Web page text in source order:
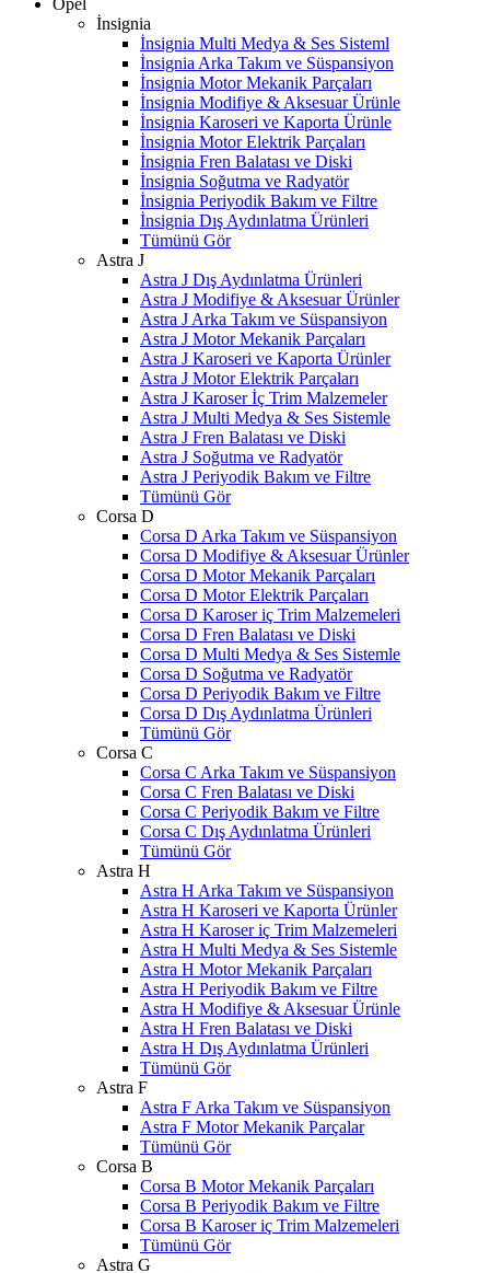
Opel
İnsignia
İnsignia Multi Medya & Ses Sisteml
İnsignia Arka Takım ve Süspansiyon
İnsignia Motor Mekanik Parçaları
İnsignia Modifiye & Aksesuar Ürünle
İnsignia Karoseri ve Kaporta Ürünle
İnsignia Motor Elektrik Parçaları
İnsignia Fren Balatası ve Diski
İnsignia Soğutma ve Radyatör
İnsignia Periyodik Bakım ve Filtre
İnsignia Dış Aydınlatma Ürünleri
Tümünü Gör
Astra J
Astra J Dış Aydınlatma Ürünleri
Astra J Modifiye & Aksesuar Ürünler
Astra J Arka Takım ve Süspansiyon
Astra J Motor Mekanik Parçaları
Astra J Karoseri ve Kaporta Ürünler
Astra J Motor Elektrik Parçaları
Astra J Karoser İç Trim Malzemeler
Astra J Multi Medya & Ses Sistemle
Astra J Fren Balatası ve Diski
Astra J Soğutma ve Radyatör
Astra J Periyodik Bakım ve Filtre
Tümünü Gör
Corsa D
Corsa D Arka Takım ve Süspansiyon
Corsa D Modifiye & Aksesuar Ürünler
Corsa D Motor Mekanik Parçaları
Corsa D Motor Elektrik Parçaları
Corsa D Karoser iç Trim Malzemeleri
Corsa D Fren Balatası ve Diski
Corsa D Multi Medya & Ses Sistemle
Corsa D Soğutma ve Radyatör
Corsa D Periyodik Bakım ve Filtre
Corsa D Dış Aydınlatma Ürünleri
Tümünü Gör
Corsa C
Corsa C Arka Takım ve Süspansiyon
Corsa C Fren Balatası ve Diski
Corsa C Periyodik Bakım ve Filtre
Corsa C Dış Aydınlatma Ürünleri
Tümünü Gör
Astra H
Astra H Arka Takım ve Süspansiyon
Astra H Karoseri ve Kaporta Ürünler
Astra H Karoser iç Trim Malzemeleri
Astra H Multi Medya & Ses Sistemle
Astra H Motor Mekanik Parçaları
Astra H Periyodik Bakım ve Filtre
Astra H Modifiye & Aksesuar Ürünle
Astra H Fren Balatası ve Diski
Astra H Dış Aydınlatma Ürünleri
Tümünü Gör
Astra F
Astra F Arka Takım ve Süspansiyon
Astra F Motor Mekanik Parçalar
Tümünü Gör
Corsa B
Corsa B Motor Mekanik Parçaları
Corsa B Periyodik Bakım ve Filtre
Corsa B Karoser iç Trim Malzemeleri
Tümünü Gör
Astra G